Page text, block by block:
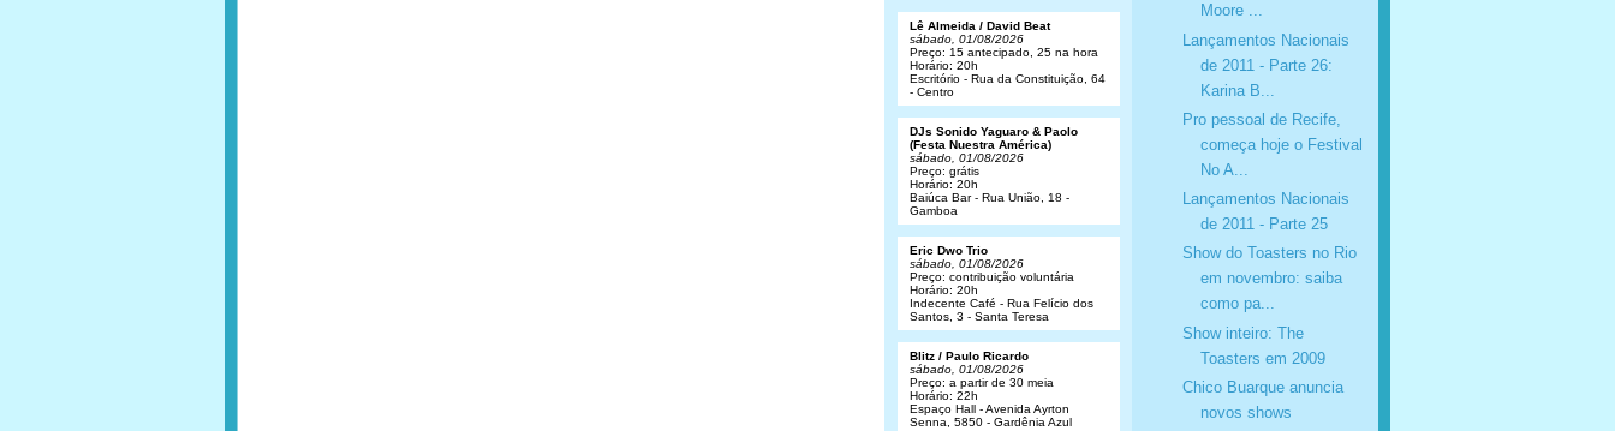
Moore ...
Lançamentos Nacionais
de 2011 - Parte 26:
Karina B...
Pro pessoal de Recife,
começa hoje o Festival
No A...
Lançamentos Nacionais
de 2011 - Parte 25
Show do Toasters no Rio
em novembro: saiba
como pa...
Show inteiro: The
Toasters em 2009
Chico Buarque anuncia
novos shows
Lê Almeida / David Beat
sábado, 01/08/2026
Preço: 15 antecipado, 25 na hora
Horário: 20h
Escritório - Rua da Constituição, 64
- Centro
DJs Sonido Yaguaro & Paolo
(Festa Nuestra América)
sábado, 01/08/2026
Preço: grátis
Horário: 20h
Baiúca Bar - Rua União, 18 -
Gamboa
Eric Dwo Trio
sábado, 01/08/2026
Preço: contribuição voluntária
Horário: 20h
Indecente Café - Rua Felício dos
Santos, 3 - Santa Teresa
Blitz / Paulo Ricardo
sábado, 01/08/2026
Preço: a partir de 30 meia
Horário: 22h
Espaço Hall - Avenida Ayrton
Senna, 5850 - Gardênia Azul